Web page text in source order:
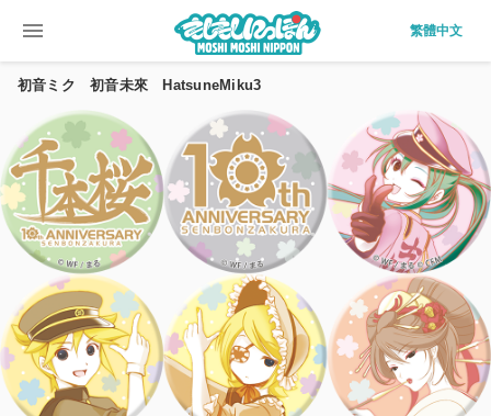
menu 繁體中文
初音ミク 初音未來 HatsuneMiku3